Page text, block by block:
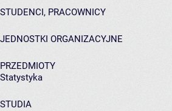
STUDENCI, PRACOWNICY
JEDNOSTKI ORGANIZACYJNE
PRZEDMIOTY
Statystyka
STUDIA